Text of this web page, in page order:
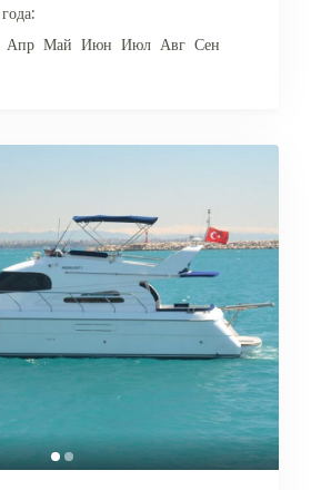
Апр Май Июн Июл Авг Сен